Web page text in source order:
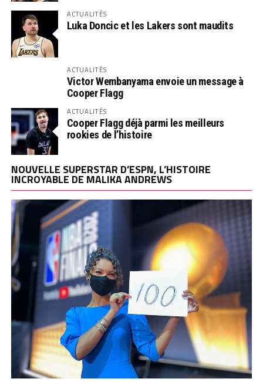
ACTUALITÉS
Luka Doncic et les Lakers sont maudits
ACTUALITÉS
Victor Wembanyama envoie un message à
Cooper Flagg
ACTUALITÉS
Cooper Flagg déjà parmi les meilleurs
rookies de l’histoire
NOUVELLE SUPERSTAR D’ESPN, L’HISTOIRE
INCROYABLE DE MALIKA ANDREWS